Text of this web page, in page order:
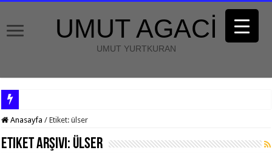
UMUT AGACİ
UMUT YURTKURAN
Anasayfa / Etiket:ülser
Etiket Arşivi: ülser